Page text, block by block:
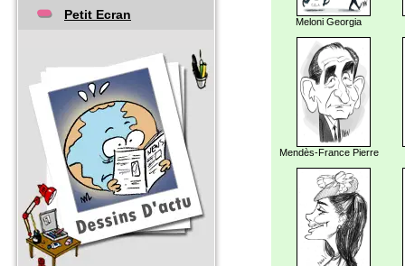
Petit Ecran
Meloni Georgia
Mendès-France Pierre